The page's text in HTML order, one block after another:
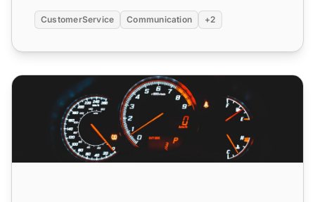
CustomerService Communication +2
如何让您的客户满意：20个技巧与示例